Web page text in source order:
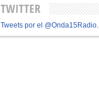
TWITTER
Tweets por el @Onda15Radio.